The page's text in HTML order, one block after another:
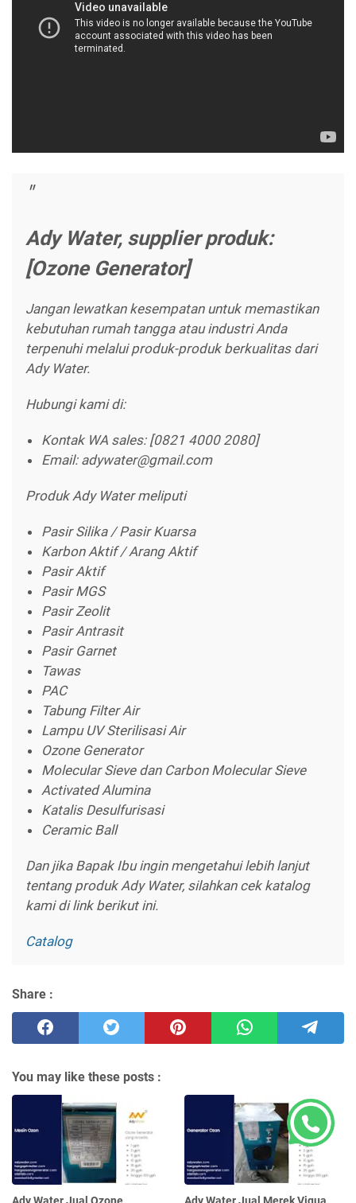
Ady Water, supplier produk:
[Ozone Generator]
Jangan lewatkan kesempatan untuk memastikan
kebutuhan rumah tangga atau industri Anda
terpenuhi melalui produk-produk berkualitas dari
Ady Water.
Hubungi kami di:
Kontak WA sales: [0821 4000 2080]
Email: adywater@gmail.com
Produk Ady Water meliputi
Pasir Silika / Pasir Kuarsa
Karbon Aktif / Arang Aktif
Pasir Aktif
Pasir MGS
Pasir Zeolit
Pasir Antrasit
Pasir Garnet
Tawas
PAC
Tabung Filter Air
Lampu UV Sterilisasi Air
Ozone Generator
Molecular Sieve dan Carbon Molecular Sieve
Activated Alumina
Katalis Desulfurisasi
Ceramic Ball
Dan jika Bapak Ibu ingin mengetahui lebih lanjut
tentang produk Ady Water, silahkan cek katalog
kami di link berikut ini.
Catalog
Share :
You may like these posts :